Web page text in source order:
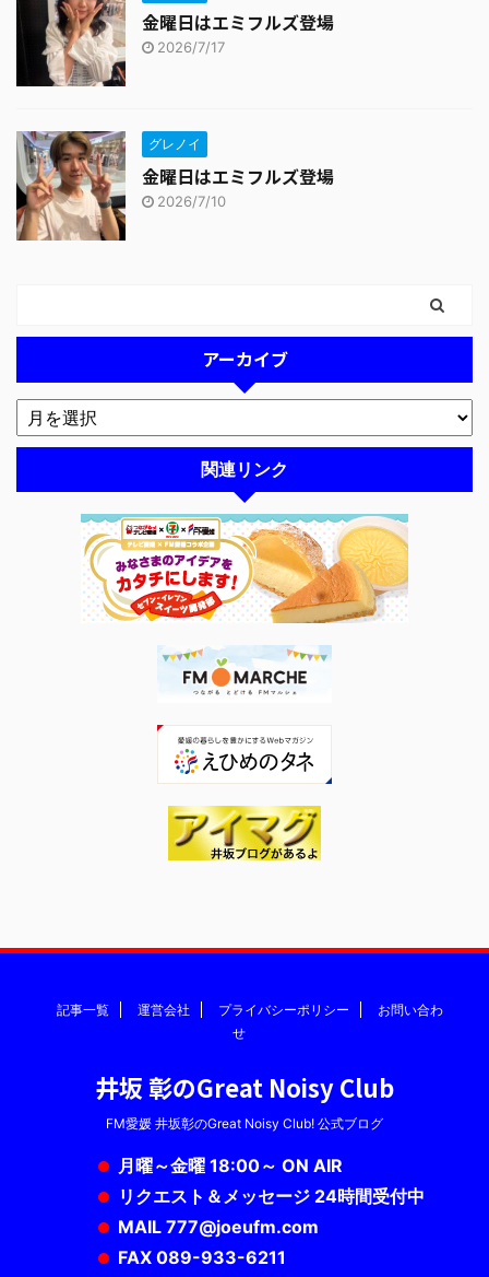
金曜日はエミフルズ登場
2026/7/17
グレノイ
金曜日はエミフルズ登場
2026/7/10
アーカイブ
関連リンク
記事一覧 運営会社 プライバシーポリシー
お問い合わ
せ
井坂 彰のGreat Noisy Club
FM愛媛 井坂彰のGreat Noisy Club! 公式ブログ
月曜～金曜 18:00～ ON AIR
リクエスト＆メッセージ 24時間受付中
MAIL 777@joeufm.com
FAX 089-933-6211